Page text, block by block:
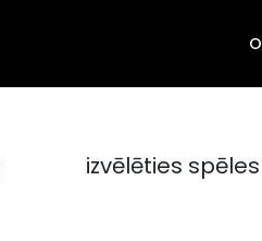
izvēlēties spēles